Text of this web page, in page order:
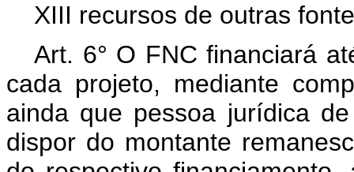
XIII recursos de outras
Art. 6° O FNC financiará
cada projeto, mediante
ainda que pessoa jurídica
dispor do montante